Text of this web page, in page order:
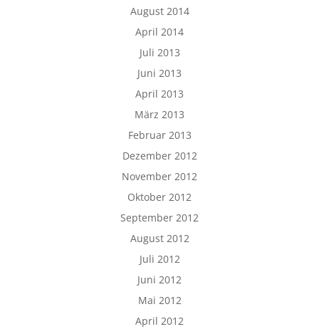
August 2014
April 2014
Juli 2013
Juni 2013
April 2013
März 2013
Februar 2013
Dezember 2012
November 2012
Oktober 2012
September 2012
August 2012
Juli 2012
Juni 2012
Mai 2012
April 2012